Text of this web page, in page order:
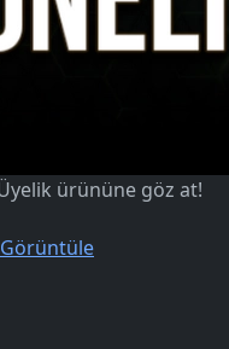
ürününe göz at!
Görüntüle